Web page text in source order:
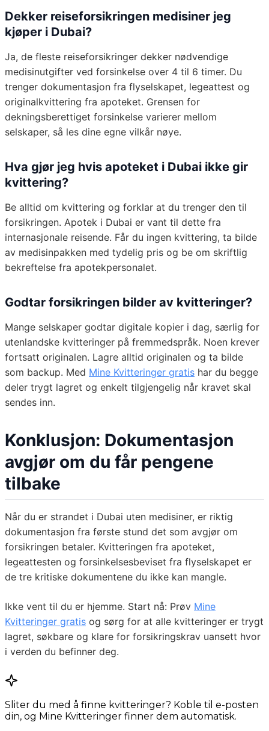
Dekker reiseforsikringen medisiner jeg
kjøper i Dubai?
Ja, de fleste reiseforsikringer dekker nødvendige
medisinutgifter ved forsinkelse over 4 til 6 timer. Du
trenger dokumentasjon fra flyselskapet, legeattest og
originalkvittering fra apoteket. Grensen for
dekningsberettiget forsinkelse varierer mellom
selskaper, så les dine egne vilkår nøye.
Hva gjør jeg hvis apoteket i Dubai ikke gir
kvittering?
Be alltid om kvittering og forklar at du trenger den til
forsikringen. Apotek i Dubai er vant til dette fra
internasjonale reisende. Får du ingen kvittering, ta bilde
av medisinpakken med tydelig pris og be om skriftlig
bekreftelse fra apotekpersonalet.
Godtar forsikringen bilder av kvitteringer?
Mange selskaper godtar digitale kopier i dag, særlig for
utenlandske kvitteringer på fremmedspråk. Noen krever
fortsatt originalen. Lagre alltid originalen og ta bilde
som backup. Med Mine Kvitteringer gratis har du begge
deler trygt lagret og enkelt tilgjengelig når kravet skal
sendes inn.
Konklusjon: Dokumentasjon
avgjør om du får pengene
tilbake
Når du er strandet i Dubai uten medisiner, er riktig
dokumentasjon fra første stund det som avgjør om
forsikringen betaler. Kvitteringen fra apoteket,
legeattesten og forsinkelsesbeviset fra flyselskapet er
de tre kritiske dokumentene du ikke kan mangle.
Ikke vent til du er hjemme. Start nå: Prøv Mine
Kvitteringer gratis og sørg for at alle kvitteringer er trygt
lagret, søkbare og klare for forsikringskrav uansett hvor
i verden du befinner deg.
Sliter du med å finne kvitteringer? Koble til e-posten
din, og Mine Kvitteringer finner dem automatisk.